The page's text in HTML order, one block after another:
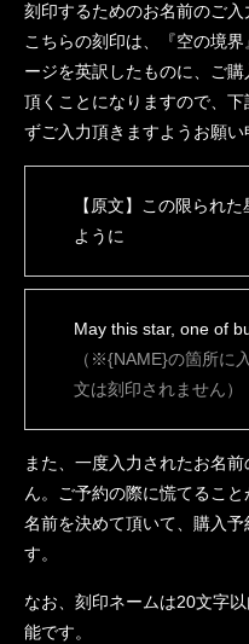
刻印するためのお名前のご入
こちらの刻印は、『空の境
ージを英訳したものに、ご
頂くことになりますので、
ずご入力頂きますようお願い
【原文】この限られ
ように
May this star, one of
（※{NAME}の箇所に
文は刻印されません）
また、一度入力されたお名
ん。ご予約の際に慌てるこ
名前を決めて頂いて、購入
す。
なお、刻印ネームは20文字以
能です。